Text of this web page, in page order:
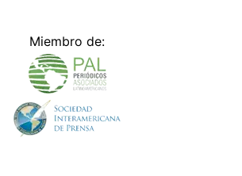
Miembro de: